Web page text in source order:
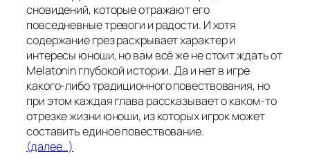
сновидений, которые отражают его
повседневные тревоги и радости. И хотя
содержание грез раскрывает характер и
интересы юноши, но вам всё же не стоит ждать от
Melatonin глубокой истории. Да и нет в игре
какого-либо традиционного повествования, но
при этом каждая глава рассказывает о каком-то
отрезке жизни юноши, из которых игрок может
составить единое повествование.
(далее…)